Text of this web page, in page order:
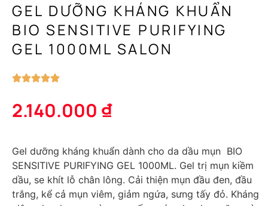
GEL DƯỠNG KHÁNG KHUẨN
BIO SENSITIVE PURIFYING
GEL 1000ML SALON
2.140.000 ₫
Gel dưỡng kháng khuẩn dành cho da dầu mụn BIO
SENSITIVE PURIFYING GEL 1000ML. Gel trị mụn kiềm
dầu, se khít lỗ chân lông. Cải thiện mụn đầu đen, đầu
trắng, kể cả mụn viêm, giảm ngứa, sưng tấy đỏ. Kháng